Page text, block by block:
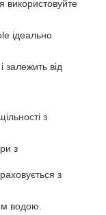
ідеально
залежить від
з
з
з
водою.